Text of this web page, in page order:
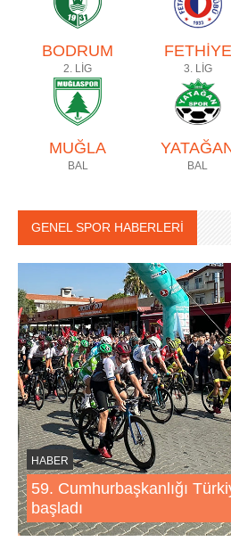
BODRUM
2. LİG
FETHİYE
3. LİG
MUĞLA
BAL BAL
GENEL SPOR HABERLERİ
HABER
59. Cumhurbaşkanlığı
başladı